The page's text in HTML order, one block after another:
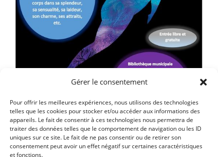
Gérer le consentement
Pour offrir les meilleures expériences, nous utilisons des technologies
telles que les cookies pour stocker et/ou accéder aux informations des
appareils. Le fait de consentir à ces technologies nous permettra de
traiter des données telles que le comportement de navigation ou les ID
uniques sur ce site. Le fait de ne pas consentir ou de retirer son
consentement peut avoir un effet négatif sur certaines caractéristiques
et fonctions.